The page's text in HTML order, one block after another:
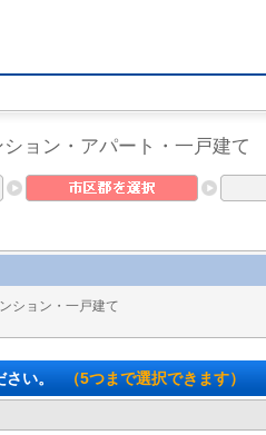
ョン・アパート・一戸建て
ション・一戸建て
い。 （5つまで選択できます）